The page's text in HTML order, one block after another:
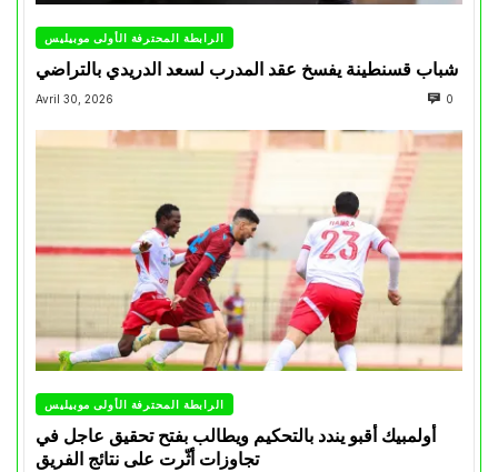
الرابطة المحترفة الأولى موبيليس
شباب قسنطينة يفسخ عقد المدرب لسعد الدريدي بالتراضي
Avril 30, 2026 0
الرابطة المحترفة الأولى موبيليس
أولمبيك أقبو يندد بالتحكيم ويطالب بفتح تحقيق عاجل في
تجاوزات أثّرت على نتائج الفريق